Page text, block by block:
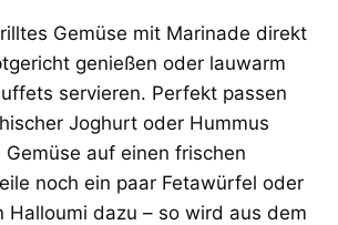
Gemüse mit Marinade direkt
genießen oder lauwarm
servieren. Perfekt passen
Joghurt oder Hummus
auf einen frischen
noch ein paar Fetawürfel oder
Halloumi dazu – so wird aus dem